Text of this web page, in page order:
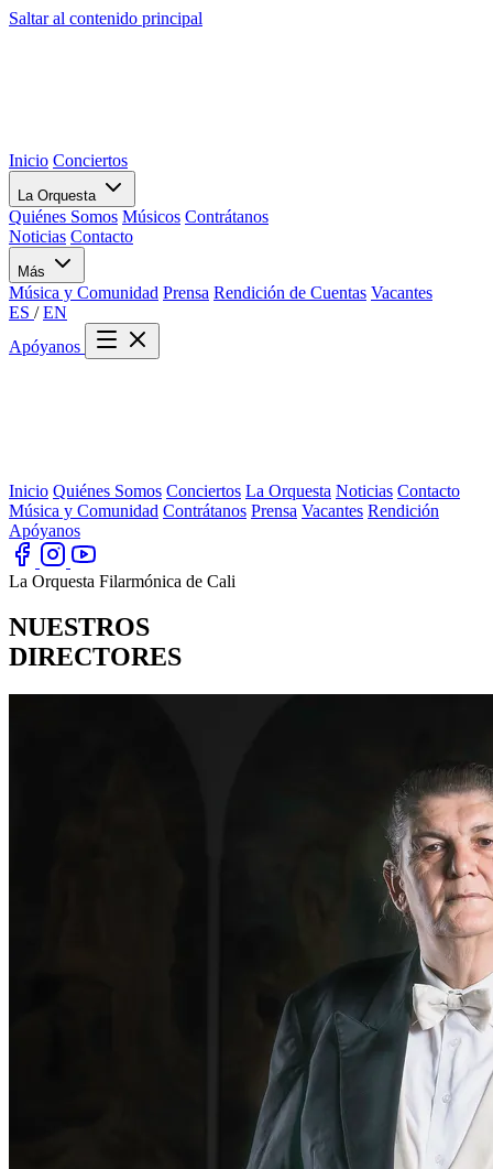
Saltar al contenido principal
Inicio Conciertos
La Orquesta
Quiénes Somos Músicos Contrátanos
Noticias Contacto
Más
Música y Comunidad Prensa Rendición de Cuentas Vacantes
ES / EN
Apóyanos
Inicio Quiénes Somos Conciertos La Orquesta Noticias Contacto
Música y Comunidad Contrátanos Prensa Vacantes Rendición
Apóyanos
La Orquesta Filarmónica de Cali
NUESTROS
DIRECTORES